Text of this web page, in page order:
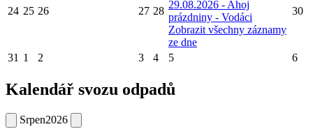
24 25 26 27 28
29.08.2026 - Ahoj
prázdniny - Vodáci
Zobrazit všechny záznamy
ze dne
30
31 1 2 3 4 5 6
Kalendář svozu odpadů
Srpen2026